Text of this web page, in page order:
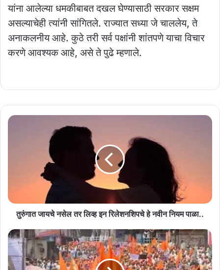
यांना आलेल्या धमकीबाबत दखल घेण्यासाठी सरकार सक्षम
असल्याचेही त्यांनी सांगितले. राज्यात सध्या जे चाललेय, ते
अनाकलनीय आहे. कुठे तरी सर्व पक्षांनी शांतपणे याचा विचार
करणे आवश्यक आहे, असे ते पुढे म्हणाले.
तुरुंगात
नवीन
नियमतुरुंगात जायचे नसेल तर लिव्ह इन रिलेशनशिपचे हे नवीन नियम पाळा..
मराठा
आरक्षणाच्या
मागणीसाठी
पुन्हा